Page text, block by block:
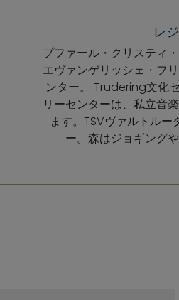
レ
プファール・クリスティ
エヴァンゲリッシェ・フ
ンター。 Trudering文化
リーセンターは、私立音
ます。TSVヴァルトル
ー。森はジョギング